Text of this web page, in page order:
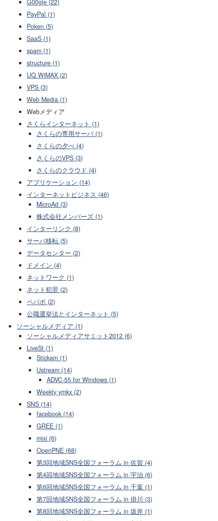
G00gle (22)
PayPal (1)
Poken (5)
SaaS (1)
spam (1)
structure (1)
UQ WiMAX (2)
VPS (3)
Web Media (1)
Webメディア
さくらインターネット (1)
さくらの専用サーバ (1)
さくらの夕べ (4)
さくらのVPS (3)
さくらのクラウド (4)
アプリケーション (14)
インターネットビジネス (46)
MicroAd (3)
株式会社メンバーズ (1)
インターリンク (8)
サーバ移転 (5)
データセンター (2)
ドメイン (4)
ネットワーク (1)
ネット犯罪 (2)
ペパボ (2)
公職選挙法とインターネット (5)
ソーシャルメディア (1)
ソーシャルメディアサミット2012 (6)
LiveSt (1)
Stickam (1)
Ustream (14)
ADVC-55 for Windows (1)
Weekly ymkx (2)
SNS (14)
facebook (14)
GREE (1)
mixi (6)
OpenPNE (68)
第3回地域SNS全国フォーラム in 佐賀 (4)
第4回地域SNS全国フォーラム in 宇治 (6)
第6回地域SNS全国フォーラム in 千葉 (1)
第7回地域SNS全国フォーラム in 掛川 (3)
第8回地域SNS全国フォーラム in 坂井 (1)